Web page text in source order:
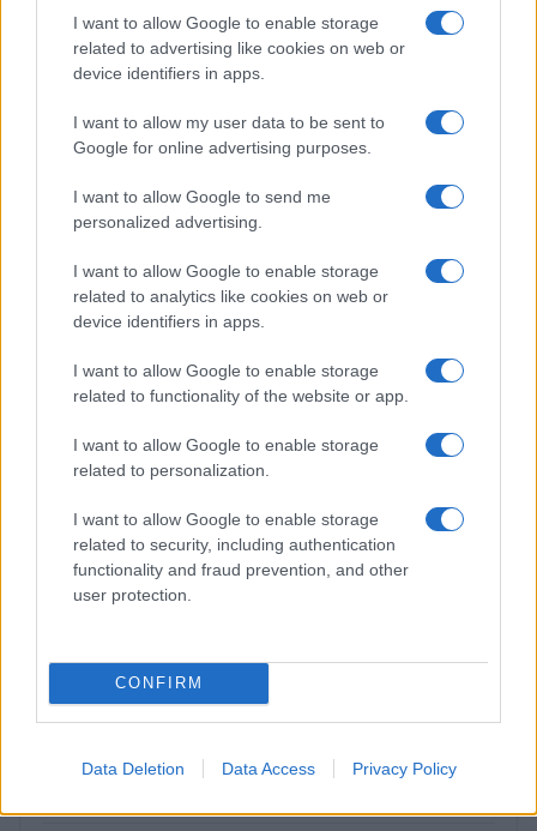
I want to allow Google to enable storage
related to advertising like cookies on web or
device identifiers in apps.
I want to allow my user data to be sent to
Google for online advertising purposes.
I want to allow Google to send me
personalized advertising.
I want to allow Google to enable storage
related to analytics like cookies on web or
device identifiers in apps.
I want to allow Google to enable storage
related to functionality of the website or app.
I want to allow Google to enable storage
related to personalization.
I want to allow Google to enable storage
related to security, including authentication
functionality and fraud prevention, and other
user protection.
CONFIRM
Data Deletion Data Access Privacy Policy
Come scegliere wallet, carte e conti con interessi
MONEY
Come configurare e usare X Money per pagare e
trasferire
PIÙ LETTI
1
interessi, API, utenti e ERP
2 Come configurare e usare X Money per pagare e